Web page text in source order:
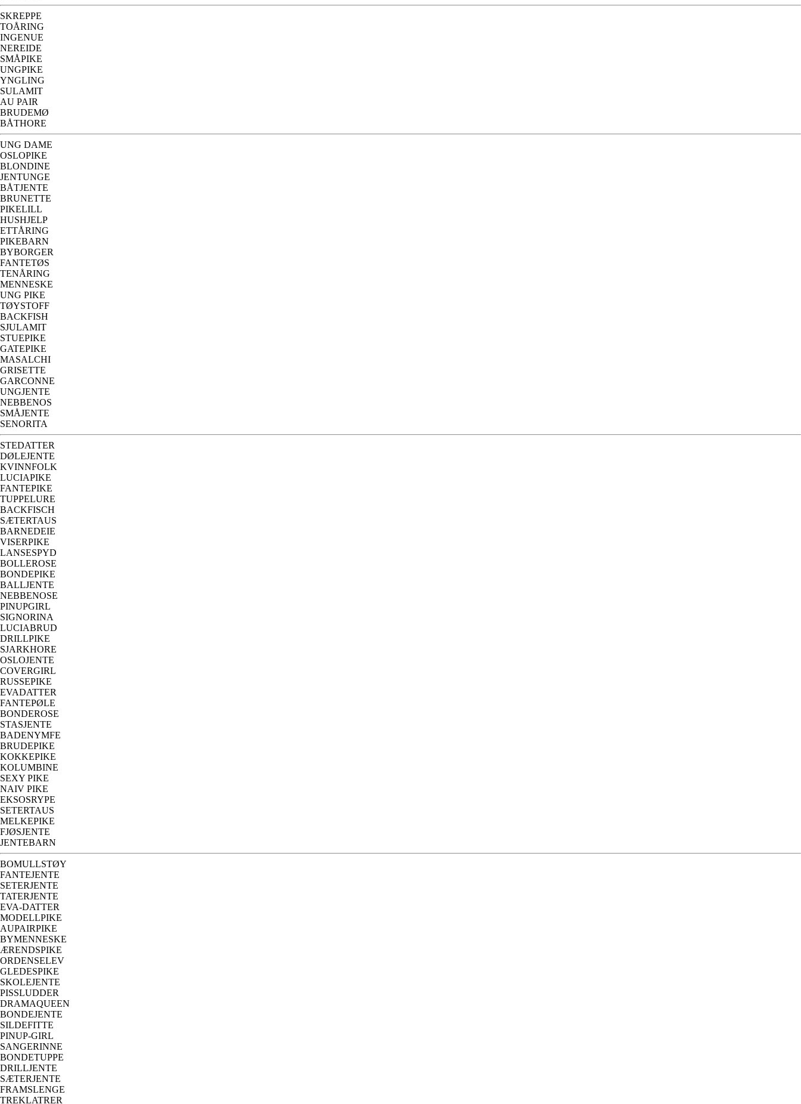
SKREPPE
TOÅRING
INGENUE
NEREIDE
SMÅPIKE
UNGPIKE
YNGLING
SULAMIT
AU PAIR
BRUDEMØ
BÅTHORE
UNG DAME
OSLOPIKE
BLONDINE
JENTUNGE
BÅTJENTE
BRUNETTE
PIKELILL
HUSHJELP
ETTÅRING
PIKEBARN
BYBORGER
FANTETØS
TENÅRING
MENNESKE
UNG PIKE
TØYSTOFF
BACKFISH
SJULAMIT
STUEPIKE
GATEPIKE
MASALCHI
GRISETTE
GARCONNE
UNGJENTE
NEBBENOS
SMÅJENTE
SENORITA
STEDATTER
DØLEJENTE
KVINNFOLK
LUCIAPIKE
FANTEPIKE
TUPPELURE
BACKFISCH
SÆTERTAUS
BARNEDEIE
VISERPIKE
LANSESPYD
BOLLEROSE
BONDEPIKE
BALLJENTE
NEBBENOSE
PINUPGIRL
SIGNORINA
LUCIABRUD
DRILLPIKE
SJARKHORE
OSLOJENTE
COVERGIRL
RUSSEPIKE
EVADATTER
FANTEPØLE
BONDEROSE
STASJENTE
BADENYMFE
BRUDEPIKE
KOKKEPIKE
KOLUMBINE
SEXY PIKE
NAIV PIKE
EKSOSRYPE
SETERTAUS
MELKEPIKE
FJØSJENTE
JENTEBARN
BOMULLSTØY
FANTEJENTE
SETERJENTE
TATERJENTE
EVA-DATTER
MODELLPIKE
AUPAIRPIKE
BYMENNESKE
ÆRENDSPIKE
ORDENSELEV
GLEDESPIKE
SKOLEJENTE
PISSLUDDER
DRAMAQUEEN
BONDEJENTE
SILDEFITTE
PINUP-GIRL
SANGERINNE
BONDETUPPE
DRILLJENTE
SÆTERJENTE
FRAMSLENGE
TREKLATRER